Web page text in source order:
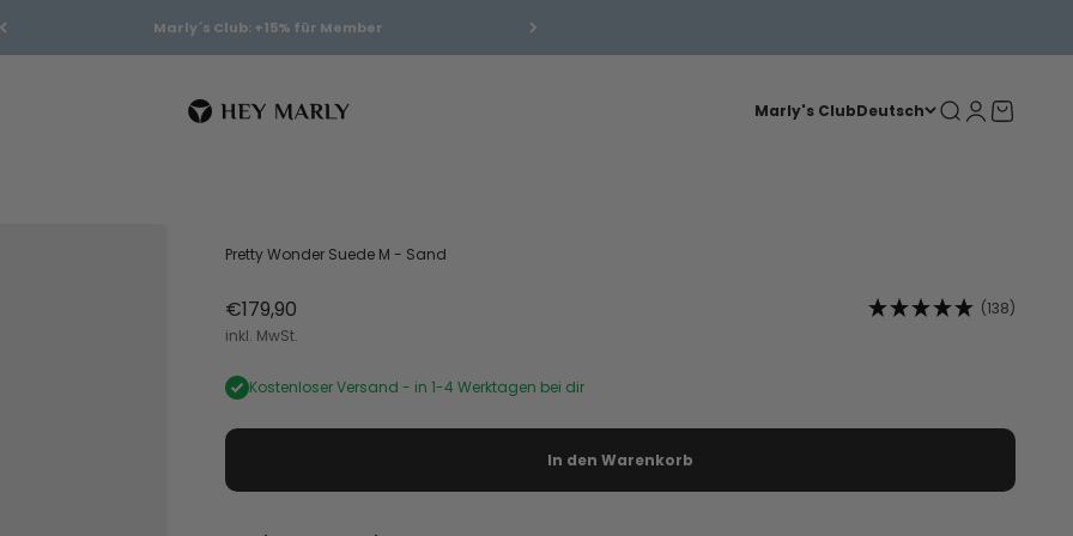
Marly´s Club: +15% für Member
Marly's ClubDeutsch SucheAnmelden
Warenkorb
Pretty Wonder Suede M - Sand
Angebot
€179,90
(138)
inkl. MwSt.
Kostenloser Versand - in 1-4 Werktagen bei dir
In den Warenkorb